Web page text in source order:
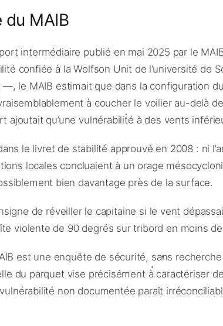
MAIB
intermédiaire publié en mai 2025 par le
confiée à la Wolfson Unit de l’université
—, le MAIB estimait que dans la configuration
à coucher le voilier au-delà
qu’une vulnérabilité à des vents
le livret de stabilité approuvé en 2008 : ni
locales concluaient à un orage
bien davantage près de la surface.
de réveiller le capitaine si le vent
violente de 90 degrés sur tribord en moins
est une enquête de sécurité, sans
du parquet vise précisément à caractériser
non documentée paraît